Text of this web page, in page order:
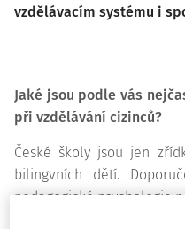
vzdělávacím systému i
Jaké jsou podle vás
při vzdělávání cizinců?
České školy jsou jen
bilingvních dětí.
pedagogické psychologie